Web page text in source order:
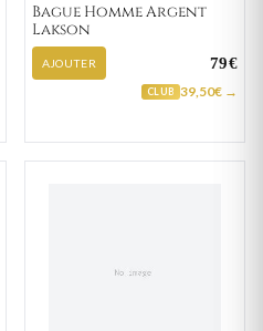
Bague Homme Argent
Lakson
AJOUTER 79€
CLUB 39,50€ →